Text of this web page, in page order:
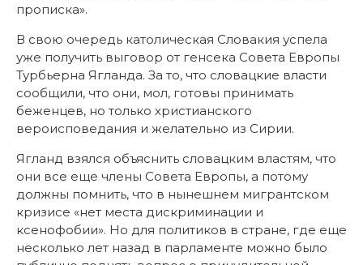
прописка».
В свою очередь католическая Словакия успела
уже получить выговор от генсека Совета Европы
Турбьерна Ягланда. За то, что словацкие власти
сообщили, что они, мол, готовы принимать
беженцев, но только христианского
вероисповедания и желательно из Сирии.
Ягланд взялся объяснить словацким властям, что
они все еще члены Совета Европы, а потому
должны помнить, что в нынешнем мигрантском
кризисе «нет места дискриминации и
ксенофобии». Но для политиков в стране, где еще
несколько лет назад в парламенте можно было